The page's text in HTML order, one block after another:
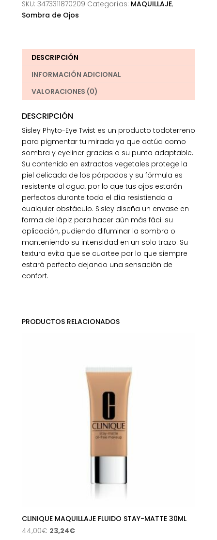
SKU: 3473311870209 Categorías: MAQUILLAJE,
Sombra de Ojos
DESCRIPCIÓN
INFORMACIÓN ADICIONAL
VALORACIONES (0)
DESCRIPCIÓN
Sisley Phyto-Eye Twist es un producto todoterreno
para pigmentar tu mirada ya que actúa como
sombra y eyeliner gracias a su punta adaptable.
Su contenido en extractos vegetales protege la
piel delicada de los párpados y su fórmula es
resistente al agua, por lo que tus ojos estarán
perfectos durante todo el día resistiendo a
cualquier obstáculo. Sisley diseña un envase en
forma de lápiz para hacer aún más fácil su
aplicación, pudiendo difuminar la sombra o
manteniendo su intensidad en un solo trazo. Su
textura evita que se cuartee por lo que siempre
estará perfecto dejando una sensación de
confort.
PRODUCTOS RELACIONADOS
CLINIQUE MAQUILLAJE FLUIDO STAY-MATTE 30ML
44,00€ El
23,24€El